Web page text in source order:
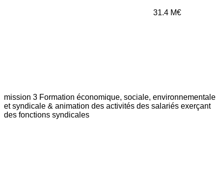
31.4 M€
mission 3 Formation économique, sociale, environnementale
et syndicale & animation des activités des salariés exerçant
des fonctions syndicales